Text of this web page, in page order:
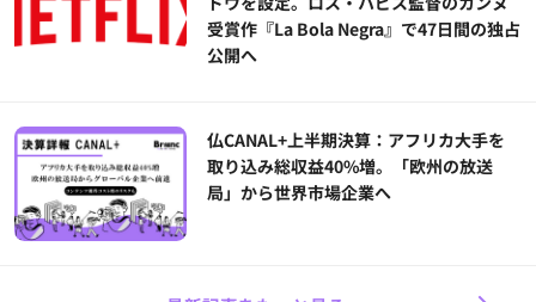
受賞作『La Bola Negra』で47日間の独占
公開へ
仏CANAL+上半期決算：アフリカ大手を
取り込み総収益40%増。「欧州の放送
局」から世界市場企業へ